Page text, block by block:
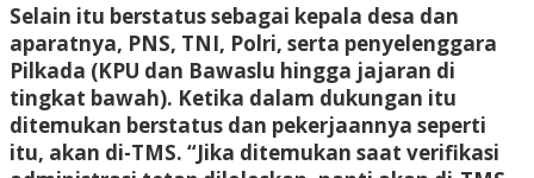
Selain itu berstatus sebagai kepala desa dan
aparatnya, PNS, TNI, Polri, serta penyelenggara
Pilkada (KPU dan Bawaslu hingga jajaran di
tingkat bawah). Ketika dalam dukungan itu
ditemukan berstatus dan pekerjaannya seperti
itu, akan di-TMS. “Jika ditemukan saat verifikasi